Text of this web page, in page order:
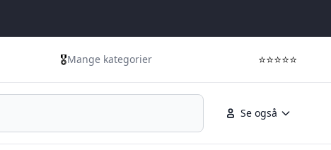
🎖️Mange kategorier ⭐⭐⭐⭐⭐
Se også